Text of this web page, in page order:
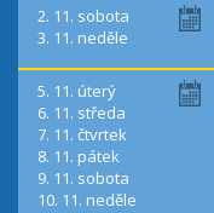
2. 11. sobota
3. 11. neděle
5. 11. úterý
6. 11. středa
7. 11. čtvrtek
8. 11. pátek
9. 11. sobota
10. 11. neděle